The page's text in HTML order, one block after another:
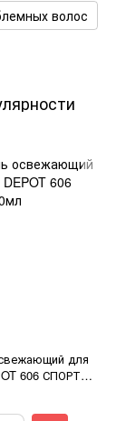
волос
для
606 СПОРТ